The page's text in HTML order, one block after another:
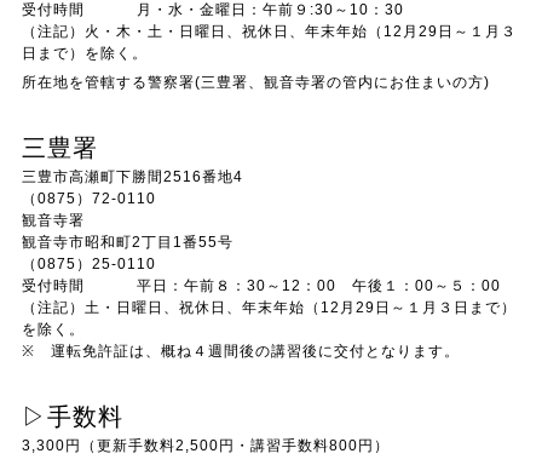
受付時間 月・水・金曜日：午前９:30～10：30
（注記）火・木・土・日曜日、祝休日、年末年始（12月29日～１月３
日まで）を除く。
所在地を管轄する警察署(三豊署、観音寺署の管内にお住まいの方)
三豊署
三豊市高瀬町下勝間2516番地4
（0875）72-0110
観音寺署
観音寺市昭和町2丁目1番55号
（0875）25-0110
受付時間 平日：午前８：30～12：00 午後１：00～５：00
（注記）土・日曜日、祝休日、年末年始（12月29日～１月３日まで）
を除く。
※ 運転免許証は、概ね４週間後の講習後に交付となります。
▷手数料
3,300円（更新手数料2,500円・講習手数料800円）